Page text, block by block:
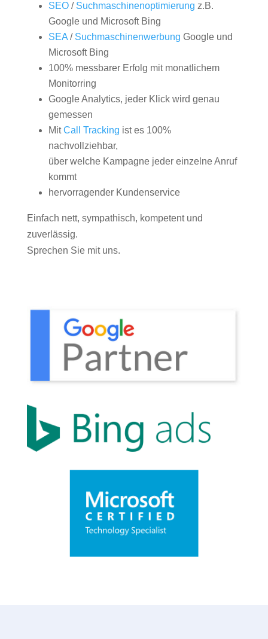
SEO/ Suchmaschinenoptimierung z.B.
Google und Microsoft Bing
SEA/ Suchmaschinenwerbung Google und
Microsoft Bing
100% messbarer Erfolg mit monatlichem
Monitorring
Google Analytics, jeder Klick wird genau
gemessen
MitCall Tracking ist es 100%
nachvollziehbar,
über welche Kampagne jeder einzelne Anruf
kommt
hervorragender Kundenservice
Einfach nett, sympathisch, kompetent und
zuverlässig.
Sprechen Sie mit uns.